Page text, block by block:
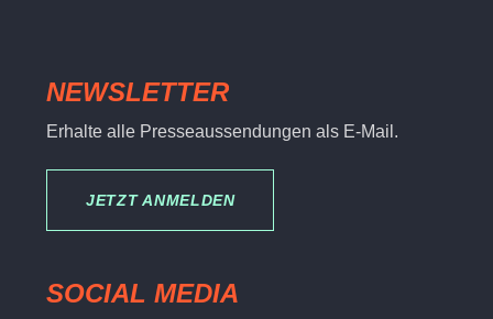
NEWSLETTER
Erhalte alle Presseaussendungen als E-Mail.
JETZT ANMELDEN
SOCIAL MEDIA